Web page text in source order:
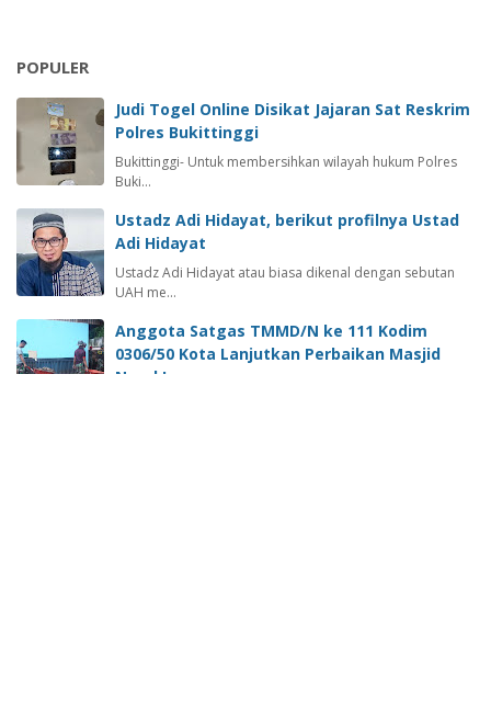
POPULER
Judi Togel Online Disikat Jajaran Sat Reskrim
Polres Bukittinggi
Bukittinggi- Untuk membersihkan wilayah hukum Polres
Buki…
Ustadz Adi Hidayat, berikut profilnya Ustad
Adi Hidayat
Ustadz Adi Hidayat atau biasa dikenal dengan sebutan
UAH me…
Anggota Satgas TMMD/N ke 111 Kodim
0306/50 Kota Lanjutkan Perbaikan Masjid
Nurul Iman